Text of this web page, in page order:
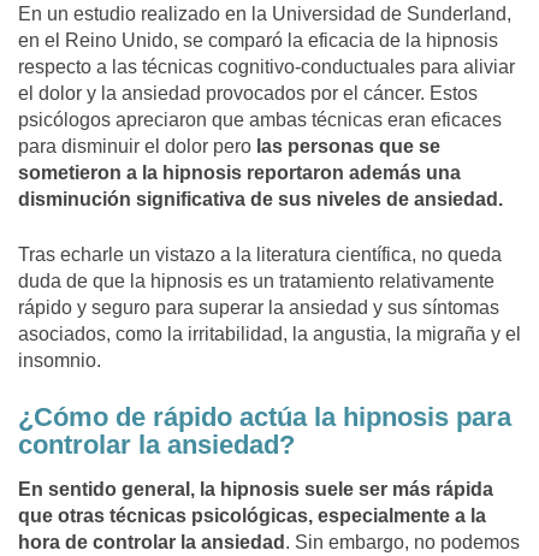
En un estudio realizado en la Universidad de Sunderland,
en el Reino Unido, se comparó la eficacia de la hipnosis
respecto a las técnicas cognitivo-conductuales para aliviar
el dolor y la ansiedad provocados por el cáncer. Estos
psicólogos apreciaron que ambas técnicas eran eficaces
para disminuir el dolor pero las personas que se
sometieron a la hipnosis reportaron además una
disminución significativa de sus niveles de ansiedad.
Tras echarle un vistazo a la literatura científica, no queda
duda de que la hipnosis es un tratamiento relativamente
rápido y seguro para superar la ansiedad y sus síntomas
asociados, como la irritabilidad, la angustia, la migraña y el
insomnio.
¿Cómo de rápido actúa la hipnosis para
controlar la ansiedad?
En sentido general, la hipnosis suele ser más rápida
que otras técnicas psicológicas, especialmente a la
hora de controlar la ansiedad . Sin embargo, no podemos